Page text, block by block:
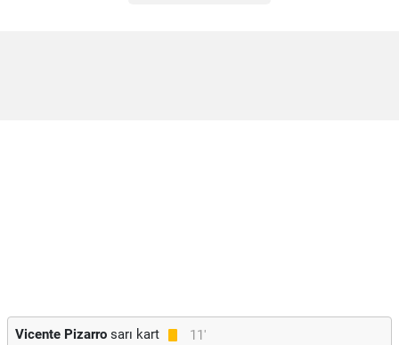
11'
Vicente Pizarro sarı kart